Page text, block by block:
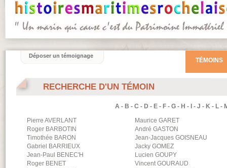
RECHERCHE D'UN TÉMOIN
A - B - C - D - E - F - G - H - - J - K - L -
Pierre AVERLANT Maurice GARET
Roger BARBOTIN André GASTON
Timothée BARON Jean-Jacques GOISNEAU
Gabriel
BARRIEUX Jacky GOMEZ
Jean-Paul
BENEC'H Lucien GOUPY
Roger BENET VincentGOURAUD
TÉMOINS
Déposer un témoignage